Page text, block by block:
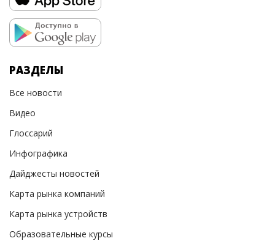
РАЗДЕЛЫ
Все новости
Видео
Глоссарий
Инфографика
Дайджесты новостей
Карта рынка компаний
Карта рынка устройств
Образовательные курсы